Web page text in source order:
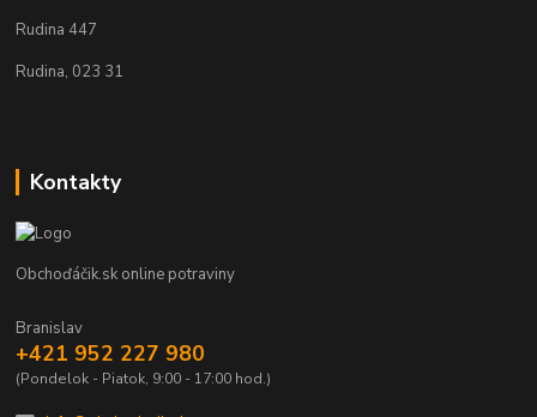
Rudina 447
Rudina, 023 31
Kontakty
Obchoďáčik.sk online potraviny
Branislav
+421 952 227 980
(Pondelok - Piatok, 9:00 - 17:00 hod.)